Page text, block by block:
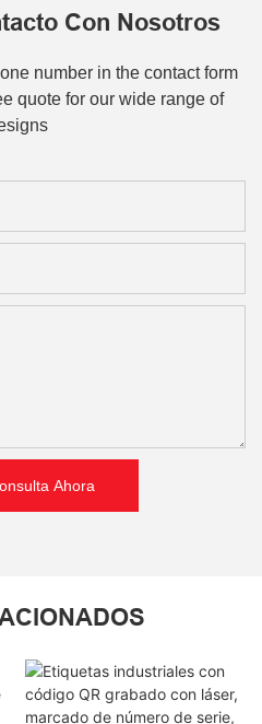
Con Nosotros
number in the contact form
quote for our wide range of
Ahora